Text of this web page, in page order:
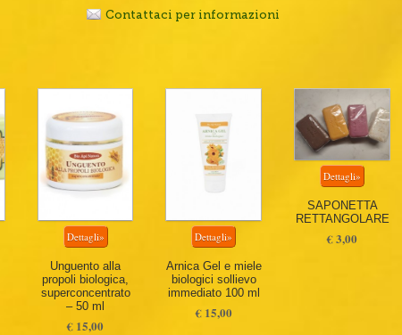
Contattaci per informazioni
Unguento alla
propoli biologica,
superconcentrato
– 50 ml
€ 15,00
Arnica Gel e miele
biologici sollievo
immediato 100 ml
€ 15,00
SAPONETTA
RETTANGOLARE
€ 3,00